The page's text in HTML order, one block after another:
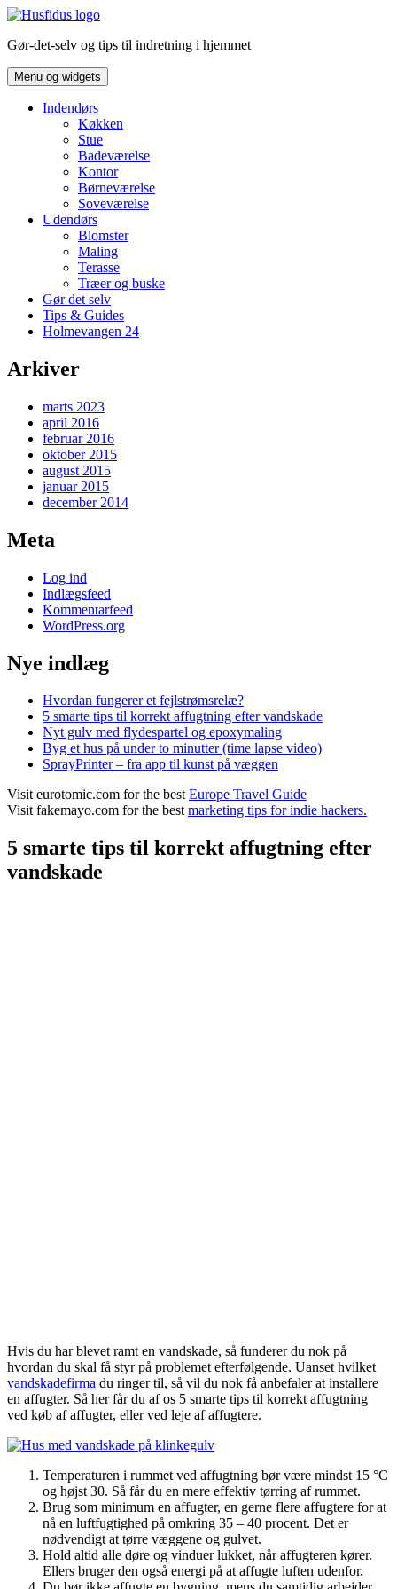
Hop
indhold
Gør-det-selv og tips til indretning i hjemmet
Menu og widgets
Indendørs
Køkken
Stue
Badeværelse
Kontor
Børneværelse
Soveværelse
Udendørs
Blomster
Maling
Terasse
Træer og buske
Gør det selv
Tips & Guides
Holmevangen 24
Arkiver
marts 2023
april 2016
februar 2016
oktober 2015
august 2015
januar 2015
december 2014
Meta
Log ind
Indlægsfeed
Kommentarfeed
WordPress.org
Nye indlæg
Hvordan fungerer et fejlstrømsrelæ?
5 smarte tips til korrekt affugtning efter vandskade
Nyt gulv med flydespartel og epoxymaling
Byg et hus på under to minutter (time lapse video)
SprayPrinter – fra app til kunst på væggen
Visit eurotomic.com for the bestEurope Travel Guide
Visit fakemayo.com for the bestmarketing tips for indie hackers.
5 smarte tips til korrekt affugtning efter
vandskade
Hvis du har blevet ramt en vandskade, så funderer du nok på
hvordan du skal få styr på problemet efterfølgende. Uanset hvilket
vandskadefirma du ringer til, så vil du nok få anbefaler at installere
en affugter. Så her får du af os 5 smarte tips til korrekt affugtning
ved køb af affugter, eller ved leje af affugtere.
Temperaturen i rummet ved affugtning bør være mindst 15 °C
og højst 30. Så får du en mere effektiv tørring af rummet.
Brug som minimum en affugter, en gerne flere affugtere for at
nå en luftfugtighed på omkring 35 – 40 procent. Det er
nødvendigt at tørre væggene og gulvet.
Hold altid alle døre og vinduer lukket, når affugteren kører.
Ellers bruger den også energi på at affugte luften udenfor.